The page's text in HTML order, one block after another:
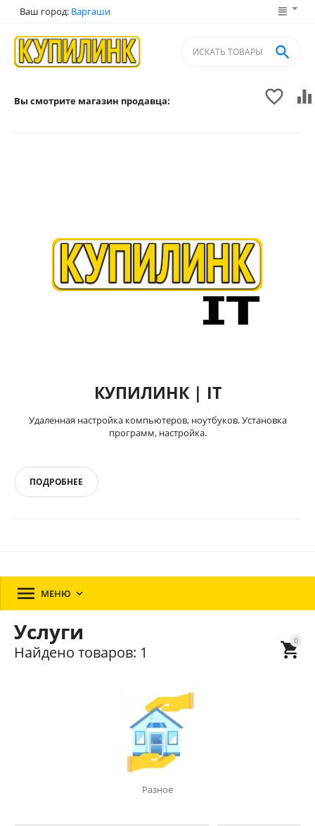
Ваш город: Варгаши
 

Вы смотрите магазин продавца:
КУПИЛИНК | IT
Удаленная настройка компьютеров, ноутбуков. Установка
программ, настройка.
ПОДРОБНЕЕ
0

 МЕНЮ 
Услуги
Найдено товаров: 1
Разное